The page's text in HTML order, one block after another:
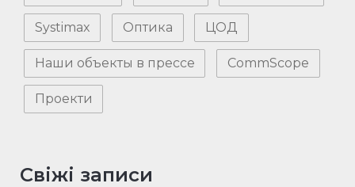
Systimax Оптика ЦОД
Наши объекты в прессе CommScope
Проекти
Свіжі записи